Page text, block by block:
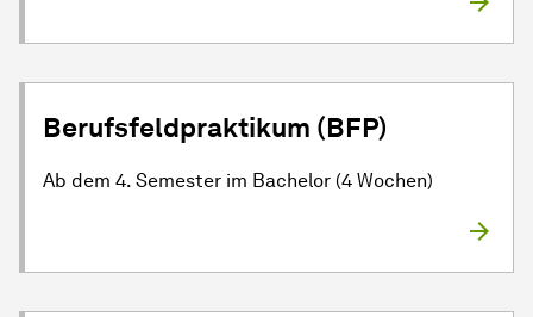
Berufsfeldpraktikum (BFP)
Ab dem 4. Semester im Bachelor (4 Wochen)